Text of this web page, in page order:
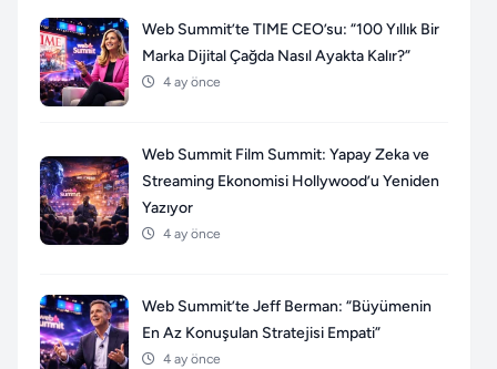
Web Summit’te TIME CEO’su: “100 Yıllık Bir
Marka Dijital Çağda Nasıl Ayakta Kalır?”
4 ay önce
Web Summit Film Summit: Yapay Zeka ve
Streaming Ekonomisi Hollywood’u Yeniden
Yazıyor
4 ay önce
Web Summit’te Jeff Berman: “Büyümenin
En Az Konuşulan Stratejisi Empati”
4 ay önce